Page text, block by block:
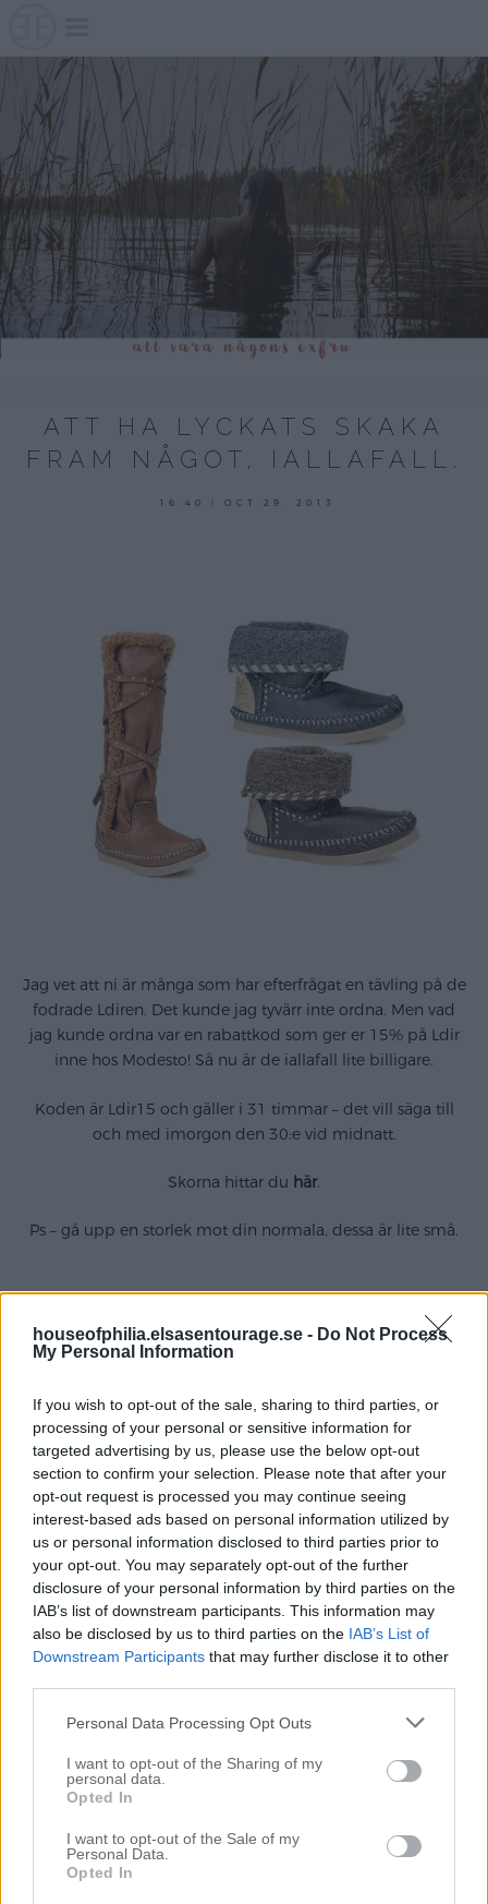
houseofphilia.elsasentourage.se - Do Not Process
My Personal Information
If you wish to opt-out of the sale, sharing to third parties, or
processing of your personal or sensitive information for
targeted advertising by us, please use the below opt-out
section to confirm your selection. Please note that after your
opt-out request is processed you may continue seeing
interest-based ads based on personal information utilized by
us or personal information disclosed to third parties prior to
your opt-out. You may separately opt-out of the further
disclosure of your personal information by third parties on the
IAB’s list of downstream participants. This information may
also be disclosed by us to third parties on the IAB’s List of
Downstream Participants that may further disclose it to other
Personal Data Processing Opt Outs
I want to opt-out of the Sharing of my
personal data.
Opted In
I want to opt-out of the Sale of my
Personal Data.
Opted In
content
ATT HA LYCKATS SKAKA
FRAM NÅGOT, IALLAFALL.
16:40 | OCT 29. 2013
Jag vet att ni är många som har efterfrågat en tävling på de
fodrade Ldiren. Det kunde jag tyvärr inte ordna. Men vad
jag kunde ordna var en rabattkod som ger er 15% på Ldir
inne hos Modesto! Så nu är de iallafall lite billigare.
Koden är Ldir15 och gäller i 31 timmar – det vill säga till
och med imorgon den 30:e vid midnatt.
Skorna hittar du här.
Ps – gå upp en storlek mot din normala, dessa är lite små.
Inlägget är i samarbete med Modesto.
Kategori : Shoppi Shoppi
Share this article - choose your platform:
Inläggsnavigering
Att auka onnie igen.
Att skriva brev till sitt
1 kommentar till “Att ha lyckats skaka fram